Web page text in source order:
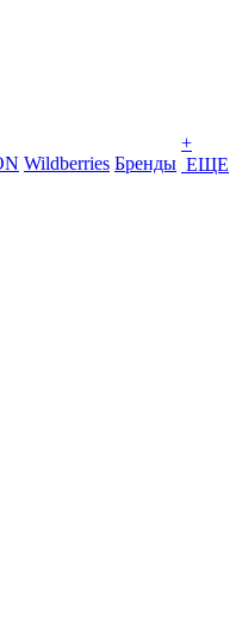
Wildberries Бренды
+
ЕЩЕ